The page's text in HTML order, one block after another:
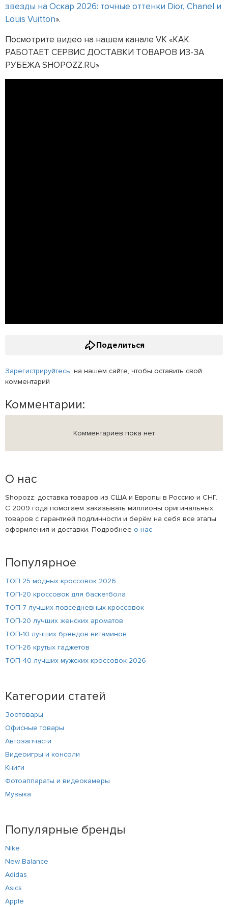
звезды на Оскар 2026: точные оттенки Dior, Chanel и
Louis Vuitton».
Посмотрите видео на нашем канале VK «КАК
РАБОТАЕТ СЕРВИС ДОСТАВКИ ТОВАРОВ ИЗ-ЗА
РУБЕЖА SHOPOZZ.RU»
Поделиться
Зарегистрируйтесь, на нашем сайте, чтобы оставить свой
комментарий
Комментарии:
Комментариев пока нет
О нас
Shopozz: доставка товаров из США и Европы в Россию и СНГ.
С 2009 года помогаем заказывать миллионы оригинальных
товаров с гарантией подлинности и берём на себя все этапы
оформления и доставки. Подробнее о нас
Популярное
ТОП 25 модных кроссовок 2026
ТОП-20 кроссовок для баскетбола
ТОП-7 лучших повседневных кроссовок
ТОП-20 лучших женских ароматов
ТОП-10 лучших брендов витаминов
ТОП-26 крутых гаджетов
ТОП-40 лучших мужских кроссовок 2026
Категории статей
Зоотовары
Офисные товары
Автозапчасти
Видеоигры и консоли
Книги
Фотоаппараты и видеокамеры
Музыка
Популярные бренды
Nike
New Balance
Adidas
Asics
Apple